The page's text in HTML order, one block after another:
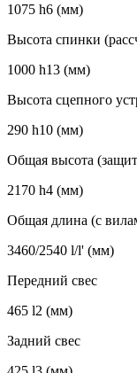
1075 h6 (мм)
Высота спинки
1000 h13 (мм)
Высота сцепного
290 h10 (мм)
Общая высота
2170 h4 (мм)
Общая длина (с
3460/2540 l/l' (мм)
Передний свес
465 l2 (мм)
Задний свес